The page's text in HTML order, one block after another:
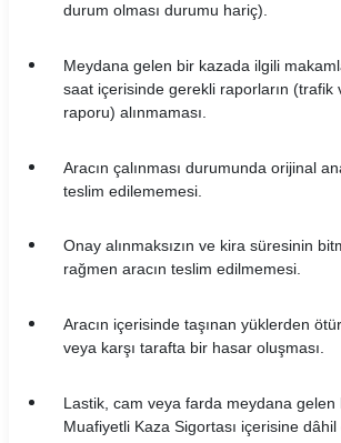
durum olması durumu hariç).
Meydana gelen bir kazada ilgili
saat içerisinde gerekli raporların (trafik
raporu) alınmaması.
Aracın çalınması durumunda orijinal
teslim edilememesi.
Onay alınmaksızın ve kira süresinin
rağmen aracın teslim edilmemesi.
Aracın içerisinde taşınan yüklerden
veya karşı tarafta bir hasar oluşması.
Lastik, cam veya farda meydana gelen
Muafiyetli Kaza Sigortası içerisine dâhil